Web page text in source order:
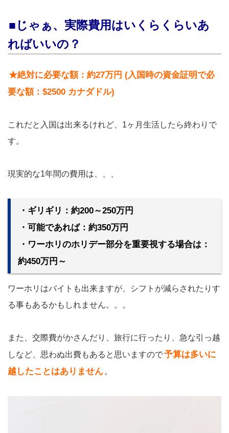
■じゃぁ、実際費用はいくらくらいあ
ればいいの？
★絶対に必要な額：約27万円 (入国時の資金証明で必
要な額：$2500 カナダドル)
これだと入国は出来るけれど、1ヶ月生活したら終わりで
す。
現実的な1年間の費用は、、、
・ギリギリ：約200～250万円
・可能であれば：約350万円
・ワーホリのホリデー部分を重要視する場合は：
約450万円～
ワーホリはバイトも出来ますが、シフトが減らされたりす
る事もあるかもしれません。。。
また、交際費がかさんだり、旅行に行ったり、急な引っ越
しなど、思わぬ出費もあると思いますので予算は多いに
越したことはありません 。